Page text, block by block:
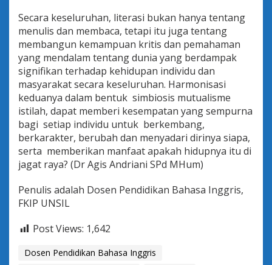
Secara keseluruhan, literasi bukan hanya tentang
menulis dan membaca, tetapi itu juga tentang
membangun kemampuan kritis dan pemahaman
yang mendalam tentang dunia yang berdampak
signifikan terhadap kehidupan individu dan
masyarakat secara keseluruhan. Harmonisasi
keduanya dalam bentuk simbiosis mutualisme
istilah, dapat memberi kesempatan yang sempurna
bagi setiap individu untuk berkembang,
berkarakter, berubah dan menyadari dirinya siapa,
serta memberikan manfaat apakah hidupnya itu di
jagat raya? (Dr Agis Andriani SPd MHum)
Penulis adalah Dosen Pendidikan Bahasa Inggris,
FKIP UNSIL
Post Views: 1,642
Dosen Pendidikan Bahasa Inggris